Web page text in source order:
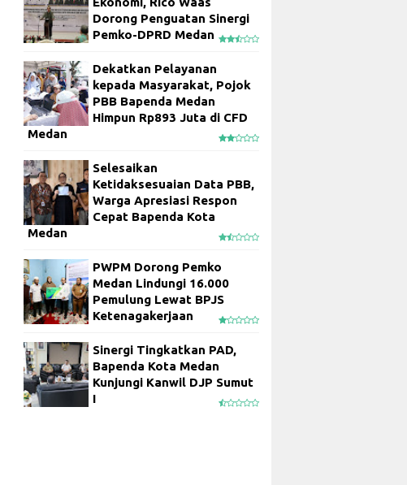
Dorong Penguatan Sinergi
Pemko-DPRD Medan
Dekatkan Pelayanan
kepada Masyarakat, Pojok
PBB Bapenda Medan
Himpun Rp893 Juta di CFD
Medan
Selesaikan
Ketidaksesuaian Data PBB,
Warga Apresiasi Respon
Cepat Bapenda Kota
Medan
PWPM Dorong Pemko
Medan Lindungi 16.000
Pemulung Lewat BPJS
Ketenagakerjaan
Sinergi Tingkatkan PAD,
Bapenda Kota Medan
Kunjungi Kanwil DJP Sumut
I